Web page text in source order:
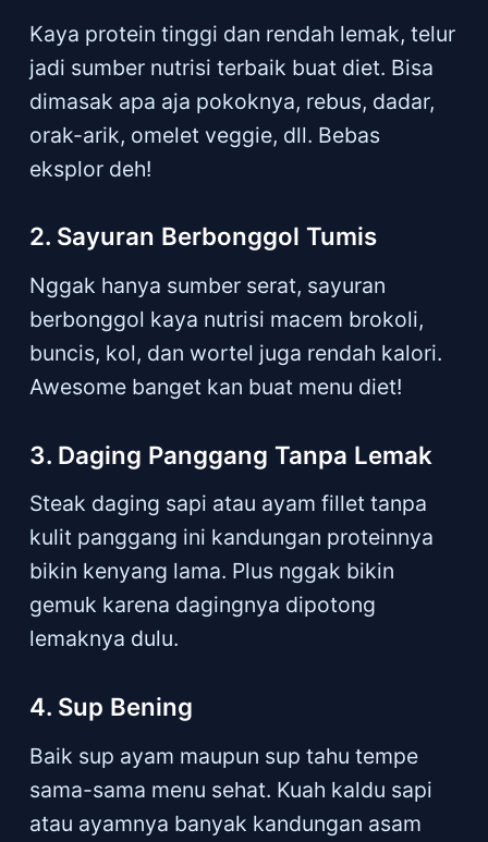
Kaya protein tinggi dan rendah lemak, telur
jadi sumber nutrisi terbaik buat diet. Bisa
dimasak apa aja pokoknya, rebus, dadar,
orak-arik, omelet veggie, dll. Bebas
eksplor deh!
2. Sayuran Berbonggol Tumis
Nggak hanya sumber serat, sayuran
berbonggol kaya nutrisi macem brokoli,
buncis, kol, dan wortel juga rendah kalori.
Awesome banget kan buat menu diet!
3. Daging Panggang Tanpa Lemak
Steak daging sapi atau ayam fillet tanpa
kulit panggang ini kandungan proteinnya
bikin kenyang lama. Plus nggak bikin
gemuk karena dagingnya dipotong
lemaknya dulu.
4. Sup Bening
Baik sup ayam maupun sup tahu tempe
sama-sama menu sehat. Kuah kaldu sapi
atau ayamnya banyak kandungan asam